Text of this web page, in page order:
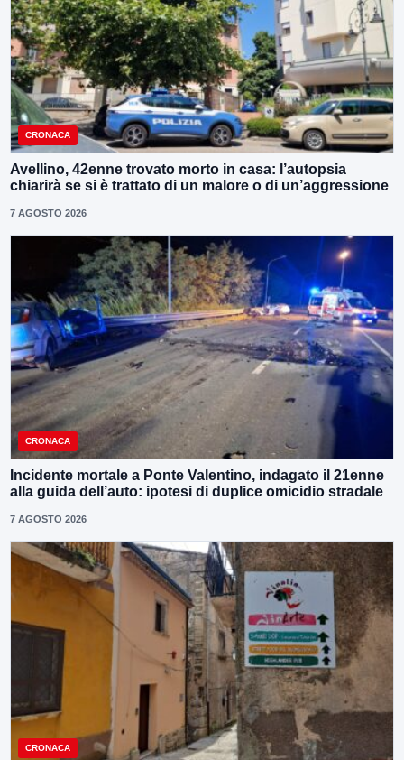
CRONACA
Avellino, 42enne trovato morto in casa: l’autopsia
chiarirà se si è trattato di un malore o di un’aggressione
7 AGOSTO 2026
CRONACA
Incidente mortale a Ponte Valentino, indagato il 21enne
alla guida dell’auto: ipotesi di duplice omicidio stradale
7 AGOSTO 2026
CRONACA